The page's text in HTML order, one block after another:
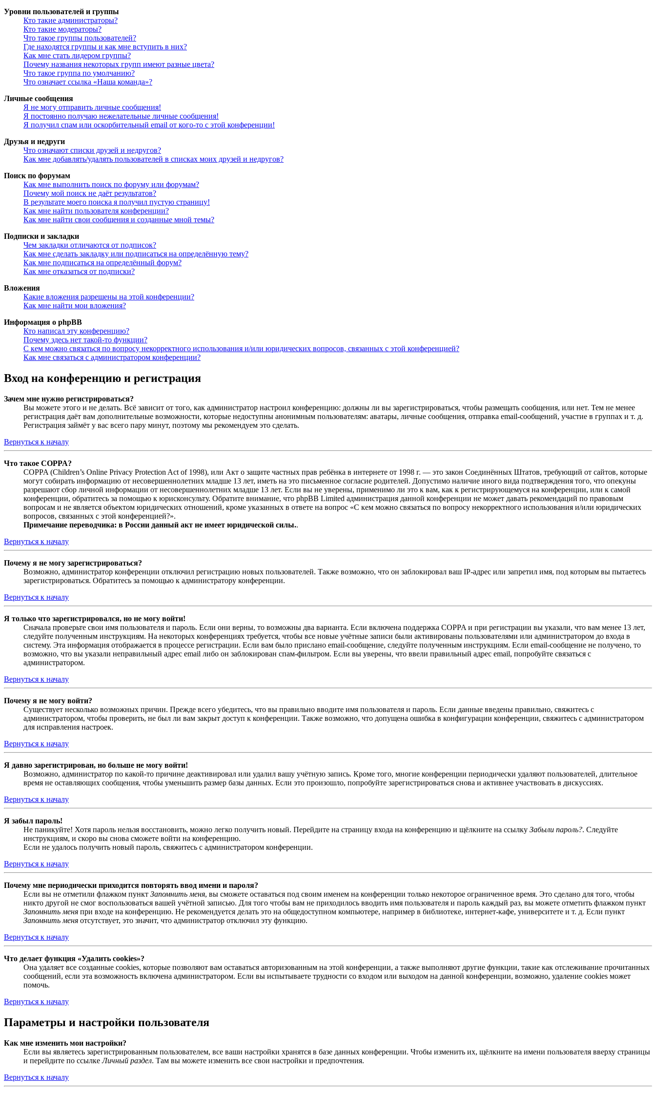
Уровни пользователей и группы
Кто такие администраторы?
Кто такие модераторы?
Что такое группы пользователей?
Где находятся группы и как мне вступить в них?
Как мне стать лидером группы?
Почему названия некоторых групп имеют разные цвета?
Что такое группа по умолчанию?
Что означает ссылка «Наша команда»?
Личные сообщения
Я не могу отправить личные сообщения!
Я постоянно получаю нежелательные личные сообщения!
Я получил спам или оскорбительный email от кого-то с этой конференции!
Друзья и недруги
Что означают списки друзей и недругов?
Как мне добавлять/удалять пользователей в списках моих друзей и недругов?
Поиск по форумам
Как мне выполнить поиск по форуму или форумам?
Почему мой поиск не даёт результатов?
В результате моего поиска я получил пустую страницу!
Как мне найти пользователя конференции?
Как мне найти свои сообщения и созданные мной темы?
Подписки и закладки
Чем закладки отличаются от подписок?
Как мне сделать закладку или подписаться на определённую тему?
Как мне подписаться на определённый форум?
Как мне отказаться от подписки?
Вложения
Какие вложения разрешены на этой конференции?
Как мне найти мои вложения?
Информация о phpBB
Кто написал эту конференцию?
Почему здесь нет такой-то функции?
С кем можно связаться по вопросу некорректного использования и/или юридических вопросов, связанных с этой конференцией?
Как мне связаться с администратором конференции?
Вход на конференцию и регистрация
Зачем мне нужно регистрироваться?
Вы можете этого и не делать. Всё зависит от того, как администратор настроил конференцию: должны ли вы зарегистрироваться, чтобы размещать сообщения, или нет. Тем не менее
регистрация даёт вам дополнительные возможности, которые недоступны анонимным пользователям: аватары, личные сообщения, отправка email-сообщений, участие в группах и т. д.
Регистрация займёт у вас всего пару минут, поэтому мы рекомендуем это сделать.
Вернуться к началу
Что такое COPPA?
COPPA (Children’s Online Privacy Protection Act of 1998), или Акт о защите частных прав ребёнка в интернете от 1998 г. — это закон Соединённых Штатов, требующий от сайтов, которые
могут собирать информацию от несовершеннолетних младше 13 лет, иметь на это письменное согласие родителей. Допустимо наличие иного вида подтверждения того, что опекуны
разрешают сбор личной информации от несовершеннолетних младше 13 лет. Если вы не уверены, применимо ли это к вам, как к регистрирующемуся на конференции, или к самой
конференции, обратитесь за помощью к юрисконсульту. Обратите внимание, что phpBB Limited администрация данной конференции не может давать рекомендаций по правовым
вопросам и не является объектом юридических отношений, кроме указанных в ответе на вопрос «С кем можно связаться по вопросу некорректного использования и/или юридических
вопросов, связанных с этой конференцией?».
Примечание переводчика: в России данный акт не имеет юридической силы..
Вернуться к началу
Почему я не могу зарегистрироваться?
Возможно, администратор конференции отключил регистрацию новых пользователей. Также возможно, что он заблокировал ваш IP-адрес или запретил имя, под которым вы пытаетесь
зарегистрироваться. Обратитесь за помощью к администратору конференции.
Вернуться к началу
Я только что зарегистрировался, но не могу войти!
Сначала проверьте свои имя пользователя и пароль. Если они верны, то возможны два варианта. Если включена поддержка COPPA и при регистрации вы указали, что вам менее 13 лет,
следуйте полученным инструкциям. На некоторых конференциях требуется, чтобы все новые учётные записи были активированы пользователями или администратором до входа в
систему. Эта информация отображается в процессе регистрации. Если вам было прислано email-сообщение, следуйте полученным инструкциям. Если email-сообщение не получено, то
возможно, что вы указали неправильный адрес email либо он заблокирован спам-фильтром. Если вы уверены, что ввели правильный адрес email, попробуйте связаться с
администратором.
Вернуться к началу
Почему я не могу войти?
Существует несколько возможных причин. Прежде всего убедитесь, что вы правильно вводите имя пользователя и пароль. Если данные введены правильно, свяжитесь с
администратором, чтобы проверить, не был ли вам закрыт доступ к конференции. Также возможно, что допущена ошибка в конфигурации конференции, свяжитесь с администратором
для исправления настроек.
Вернуться к началу
Я давно зарегистрирован, но больше не могу войти!
Возможно, администратор по какой-то причине деактивировал или удалил вашу учётную запись. Кроме того, многие конференции периодически удаляют пользователей, длительное
время не оставляющих сообщения, чтобы уменьшить размер базы данных. Если это произошло, попробуйте зарегистрироваться снова и активнее участвовать в дискуссиях.
Вернуться к началу
Я забыл пароль!
Не паникуйте! Хотя пароль нельзя восстановить, можно легко получить новый. Перейдите на страницу входа на конференцию и щёлкните на ссылку Забыли пароль?. Следуйте
инструкциям, и скоро вы снова сможете войти на конференцию.
Если не удалось получить новый пароль, свяжитесь с администратором конференции.
Вернуться к началу
Почему мне периодически приходится повторять ввод имени и пароля?
Если вы не отметили флажком пункт Запомнить меня, вы сможете оставаться под своим именем на конференции только некоторое ограниченное время. Это сделано для того, чтобы
никто другой не смог воспользоваться вашей учётной записью. Для того чтобы вам не приходилось вводить имя пользователя и пароль каждый раз, вы можете отметить флажком пункт
Запомнить меня при входе на конференцию. Не рекомендуется делать это на общедоступном компьютере, например в библиотеке, интернет-кафе, университете и т. д. Если пункт
Запомнить меня отсутствует, это значит, что администратор отключил эту функцию.
Вернуться к началу
Что делает функция «Удалить cookies»?
Она удаляет все созданные cookies, которые позволяют вам оставаться авторизованным на этой конференции, а также выполняют другие функции, такие как отслеживание прочитанных
сообщений, если эта возможность включена администратором. Если вы испытываете трудности со входом или выходом на данной конференции, возможно, удаление cookies может
помочь.
Вернуться к началу
Параметры и настройки пользователя
Как мне изменить мои настройки?
Если вы являетесь зарегистрированным пользователем, все ваши настройки хранятся в базе данных конференции. Чтобы изменить их, щёлкните на имени пользователя вверху страницы
и перейдите по ссылкеЛичный раздел. Там вы можете изменить все свои настройки и предпочтения.
Вернуться к началу